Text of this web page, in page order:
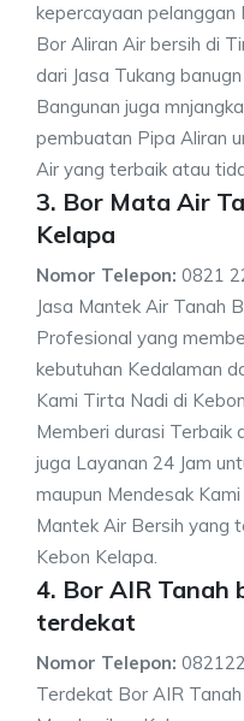
kepercayaan pelanggan
Bor Aliran Air bersih di
dari Jasa Tukang
Bangunan juga
pembuatan Pipa Aliran
Air yang terbaik atau
3. Bor Mata Air
Kelapa
Nomor Telepon: 0821
Jasa Mantek Air Tanah
Profesional yang
kebutuhan Kedalaman
Kami Tirta Nadi di
Memberi durasi Terbaik
juga Layanan 24 Jam
maupun Mendesak
Mantek Air Bersih yang
Kebon Kelapa.
4. Bor AIR Tanah
terdekat
Nomor Telepon:
Terdekat Bor AIR